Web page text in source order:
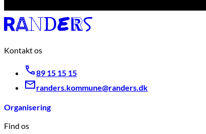
Kontakt os
89 15 15 15
randers.kommune@randers.dk
Organisering
Find os